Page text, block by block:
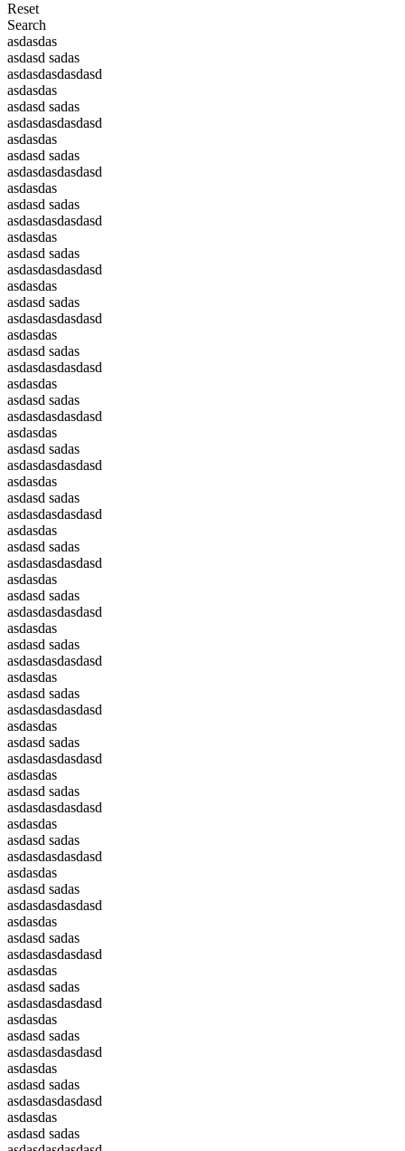
Reset
Search
asdasdas
asdasd sadas
asdasdasdasdasd
asdasdas
asdasd sadas
asdasdasdasdasd
asdasdas
asdasd sadas
asdasdasdasdasd
asdasdas
asdasd sadas
asdasdasdasdasd
asdasdas
asdasd sadas
asdasdasdasdasd
asdasdas
asdasd sadas
asdasdasdasdasd
asdasdas
asdasd sadas
asdasdasdasdasd
asdasdas
asdasd sadas
asdasdasdasdasd
asdasdas
asdasd sadas
asdasdasdasdasd
asdasdas
asdasd sadas
asdasdasdasdasd
asdasdas
asdasd sadas
asdasdasdasdasd
asdasdas
asdasd sadas
asdasdasdasdasd
asdasdas
asdasd sadas
asdasdasdasdasd
asdasdas
asdasd sadas
asdasdasdasdasd
asdasdas
asdasd sadas
asdasdasdasdasd
asdasdas
asdasd sadas
asdasdasdasdasd
asdasdas
asdasd sadas
asdasdasdasdasd
asdasdas
asdasd sadas
asdasdasdasdasd
asdasdas
asdasd sadas
asdasdasdasdasd
asdasdas
asdasd sadas
asdasdasdasdasd
asdasdas
asdasd sadas
asdasdasdasdasd
asdasdas
asdasd sadas
asdasdasdasdasd
asdasdas
asdasd sadas